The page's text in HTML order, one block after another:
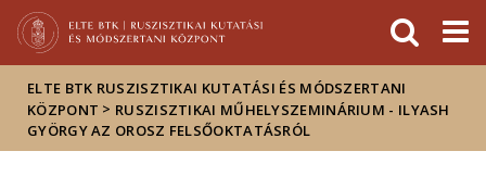
Hírek
Események
ELTE a
sajtóban
ELTE BTK RUSZISZTIKAI KUTATÁSI ÉS MÓDSZERTANI
KÖZPONT > RUSZISZTIKAI MŰHELYSZEMINÁRIUM - ILYASH
GYÖRGY AZ OROSZ FELSŐOKTATÁSRÓL